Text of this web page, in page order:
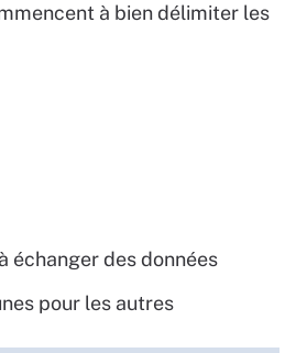
à bien délimiter les
échanger des données
pour les autres